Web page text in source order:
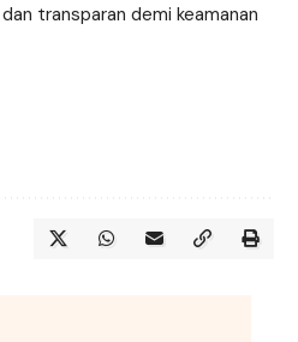
transparan demi keamanan